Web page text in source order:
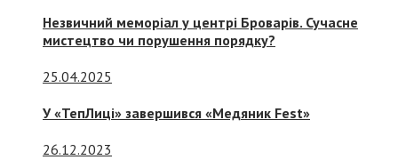
Незвичний меморіал у центрі Броварів. Сучасне
мистецтво чи порушення порядку?
25.04.2025
У «ТепЛиці» завершився «Медяник Fest»
26.12.2023